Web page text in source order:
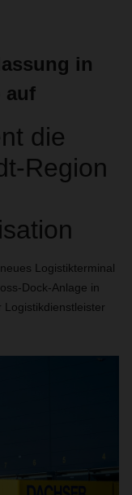
in
auf
die
Region
Logistikterminal
Dock-Anlage in